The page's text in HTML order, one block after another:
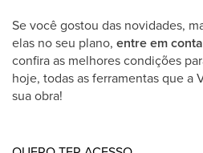
Se você gostou das novidades,
elas no seu plano, entre em
confira as melhores condições
hoje, todas as ferramentas que a
sua obra!